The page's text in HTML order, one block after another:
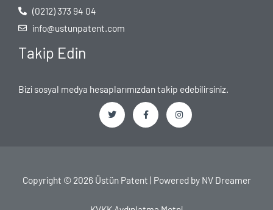
(0212) 373 94 04
info@ustunpatent.com
Takip Edin
Bizi sosyal medya hesaplarımızdan takip edebilirsiniz.
T
r
F
o
f
I
r
Copyright © 2026 Üstün Patent | Powered by NV Dreamer